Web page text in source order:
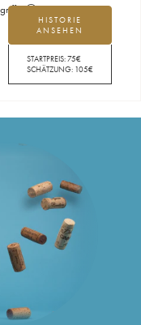
HISTORIE
ANSEHEN
STARTPREIS:75€
SCHÄTZUNG: 105€